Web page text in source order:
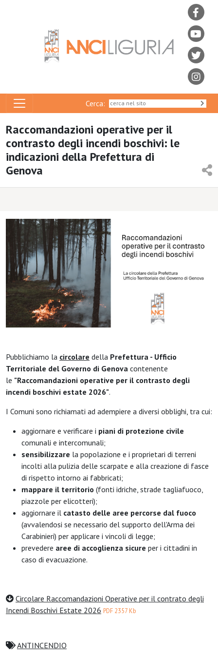
Cerca:
Raccomandazioni operative per il
contrasto degli incendi boschivi: le
indicazioni della Prefettura di
Genova
Pubblichiamo la circolare della Prefettura - Ufficio
Territoriale del Governo di Genova contenente
le "Raccomandazioni operative per il contrasto degli
incendi boschivi estate 2026".
I Comuni sono richiamati ad adempiere a diversi obblighi, tra cui:
aggiornare e verificare i piani di protezione civile
comunali e intercomunali;
sensibilizzare la popolazione e i proprietari di terreni
incolti alla pulizia delle scarpate e alla creazione di fasce
di rispetto intorno ai fabbricati;
mappare il territorio (fonti idriche, strade tagliafuoco,
piazzole per elicotteri);
aggiornare il catasto delle aree percorse dal fuoco
(avvalendosi se necessario del supporto dell'Arma dei
Carabinieri) per applicare i vincoli di legge;
prevedere aree di accoglienza sicure per i cittadini in
caso di evacuazione.
Circolare Raccomandazioni Operative per il contrato degli
Incendi Boschivi Estate 2026 PDF 2357 Kb
ANTINCENDIO